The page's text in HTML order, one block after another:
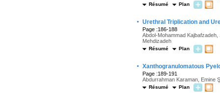
Résumé Plan
· Urethral Triplication and
Page :186-188
Abdol-Mohammad
Mehdizadeh
Résumé Plan
· Xanthogranulomatous
Page :189-191
Abdurrahman Karaman, Emine
Résumé Plan